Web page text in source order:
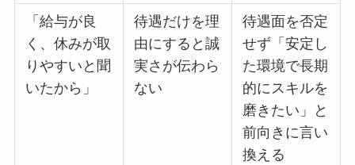
「給与が良
く、休みが取
りやすいと聞
いたから」
待遇だけを理
由にすると誠
実さが伝わら
ない
待遇面を否定
せず「安定し
た環境で長期
的にスキルを
磨きたい」と
前向きに言い
換える